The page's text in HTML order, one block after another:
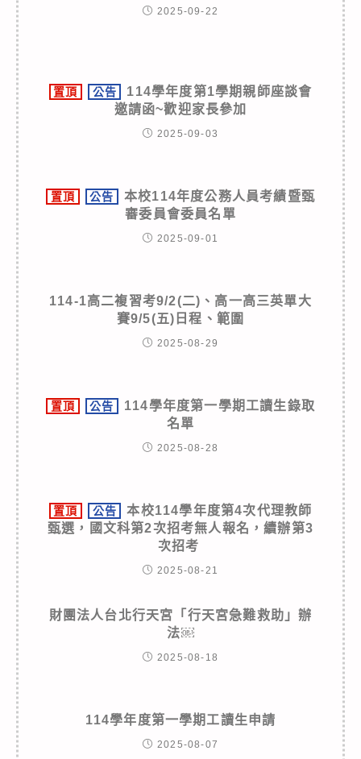
2025-09-22
置頂 公告
114學年度第1學期親師座談會
邀請函~歡迎家長參加
2025-09-03
置頂 公告
本校114年度公務人員考績暨甄
審委員會委員名單
2025-09-01
114-1高二複習考9/2(二)、高一高三英單大
賽9/5(五)日程、範圍
2025-08-29
置頂 公告
114學年度第一學期工讀生錄取
名單
2025-08-28
置頂 公告
本校114學年度第4次代理教師
甄選，國文科第2次招考無人報名，續辦第3
次招考
2025-08-21
財團法人台北行天宮「行天宮急難救助」辦
法￼
2025-08-18
114學年度第一學期工讀生申請
2025-08-07